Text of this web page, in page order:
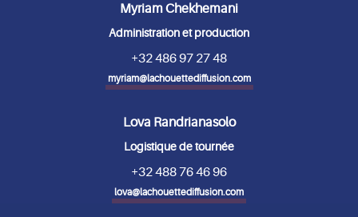
Myriam Chekhemani
Administration et production
+32 486 97 27 48
myriam@lachouettediffusion.com
Lova Randrianasolo
Logistique de tournée
+32 488 76 46 96
lova@lachouettediffusion.com